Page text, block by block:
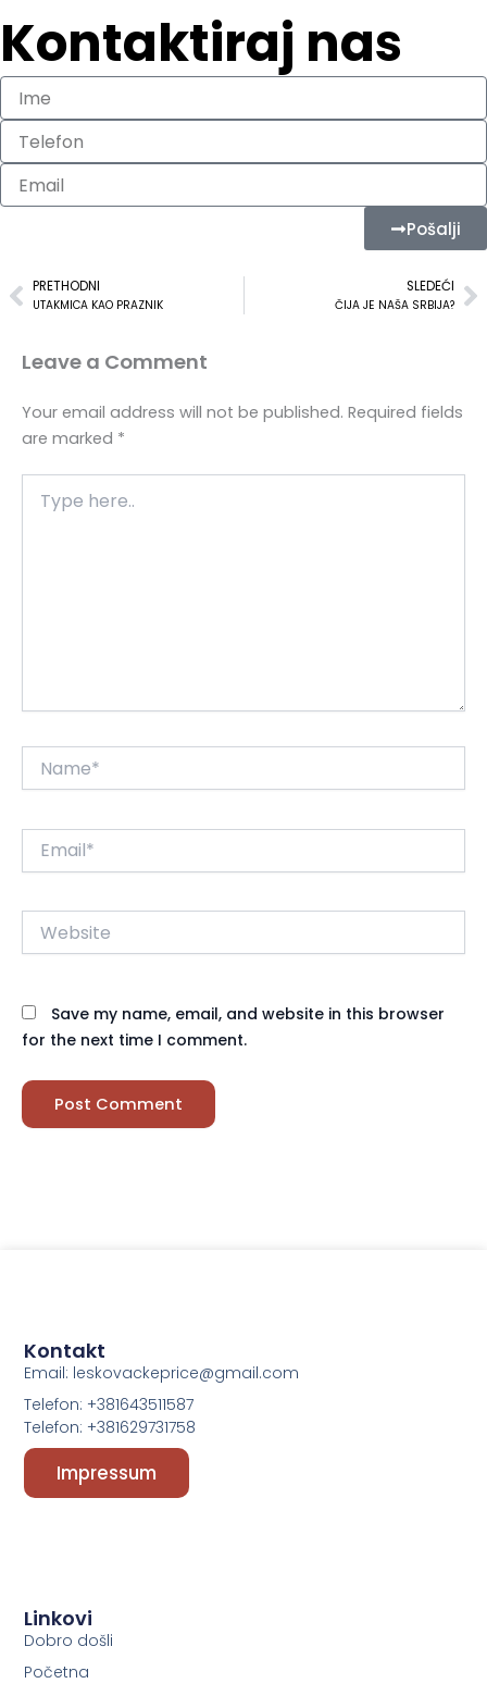
Kontaktiraj nas
Ime
Telefon
Email
Pošalji
PrevPRETHODNI
UTAKMICA KAO PRAZNIK
SLEDEĆI
ČIJA JE NAŠA SRBIJA?
Leave a Comment
Your email address will not be published. Required fields
are marked *
here..
Website
Save my name, email, and website in this browser
for the next time I comment.
Linkovi
Dobro došli
Početna
Kontakt
Email: leskovackeprice@gmail.com
Telefon: +381643511587
Telefon: +381629731758
Impressum